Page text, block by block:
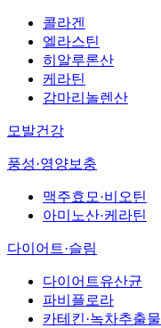
콜라겐
엘라스틴
히알루론산
케라틴
감마리놀렌산
모발건강
풍성·영양보충
맥주효모·비오틴
아미노산·케라틴
다이어트·슬림
다이어트유산균
파비플로라
카테킨·녹차추출물